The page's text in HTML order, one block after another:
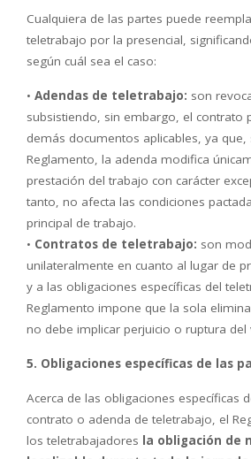
Cualquiera de las partes puede
teletrabajo por la presencial,
según cuál sea el caso:
• Adendas de teletrabajo: son
subsistiendo, sin embargo, el contrato
demás documentos aplicables, ya que,
Reglamento, la adenda modifica
prestación del trabajo con carácter
tanto, no afecta las condiciones
principal de trabajo.
• Contratos de teletrabajo: son
unilateralmente en cuanto al lugar de
y a las obligaciones específicas del
Reglamento impone que la sola
no debe implicar perjuicio o ruptura del
5. Obligaciones específicas de las
Acerca de las obligaciones específicas
contrato o adenda de teletrabajo, el
los teletrabajadores la obligación de